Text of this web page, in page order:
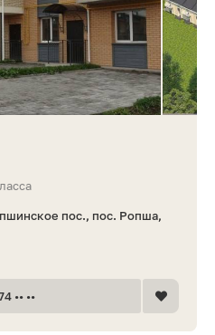
пос., пос. Ропша,
•• ••